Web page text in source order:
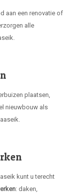
aan een renovatie of
alle
plaatsen,
nieuwbouw als
kunt u terecht
: daken,